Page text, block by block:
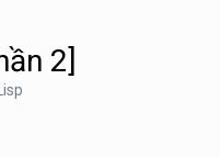
2]